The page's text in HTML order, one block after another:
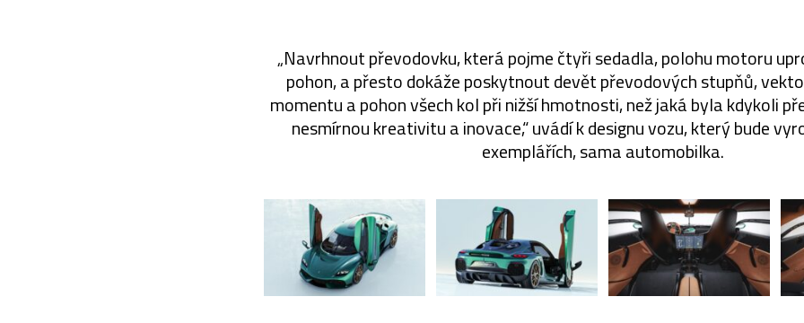
„Navrhnout převodovku, která pojme čtyři sedadla, polohu motoru
pohon, a přesto dokáže poskytnout devět převodových stupňů,
momentu a pohon všech kol při nižší hmotnosti, než jaká byla kdykoli
nesmírnou kreativitu a inovace,“ uvádí k designu vozu, který bude
exemplářích, sama automobilka.